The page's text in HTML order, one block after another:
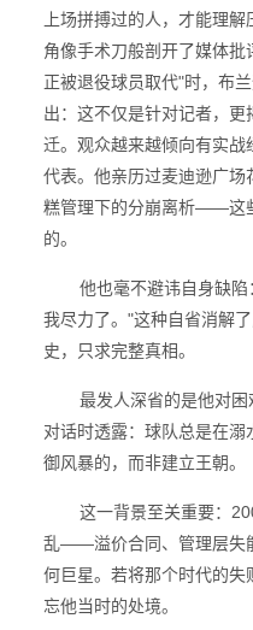
上场拼搏过的人，才能理
角像手术刀般剖开了媒体
正被退役球员取代"时，布
出：这不仅是针对记者，
迁。观众越来越倾向有实战
代表。他亲历过麦迪逊广
糕管理下的分崩离析——这
的。
他也毫不避讳自身缺陷
我尽力了。"这种自省消解
史，只求完整真相。
最发人深省的是他对困
对话时透露：球队总是在
御风暴的，而非建立王朝。
这一背景至关重要：
乱——溢价合同、管理层失
何巨星。若将那个时代的失
忘他当时的处境。